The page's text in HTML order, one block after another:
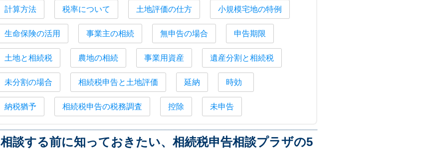
計算方法 税率について 土地評価の仕方 小規模宅地の特例
生命保険の活用 事業主の相続 無申告の場合 申告期限
土地と相続税 農地の相続 事業用資産 遺産分割と相続税
未分割の場合 相続税申告と土地評価 延納 時効
納税猶予 相続税申告の税務調査 控除 未申告
相談する前に知っておきたい、相続税申告相談プラザの5